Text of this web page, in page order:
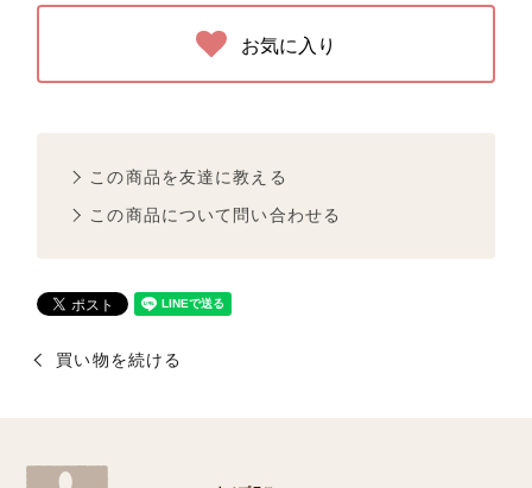
お気に入り
この商品を友達に教える
この商品について問い合わせる
買い物を続ける